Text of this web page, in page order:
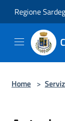
Regione
Home >